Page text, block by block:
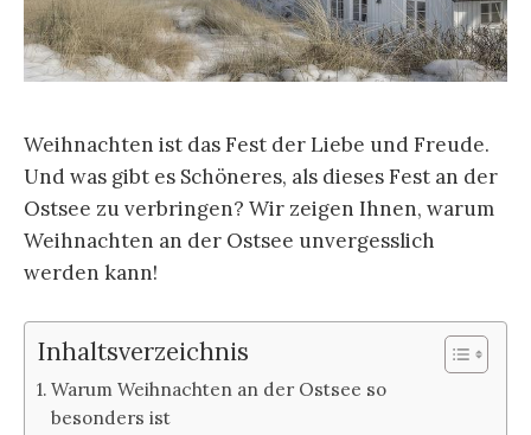
Weihnachten ist das Fest der Liebe und Freude.
Und was gibt es Schöneres, als dieses Fest an der
Ostsee zu verbringen? Wir zeigen Ihnen, warum
Weihnachten an der Ostsee unvergesslich
werden kann!
Inhaltsverzeichnis
Warum Weihnachten an der Ostsee so
besonders ist